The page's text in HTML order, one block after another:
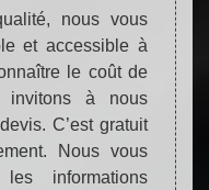
nous vous
et accessible à
le coût de
invitons à nous
C’est gratuit
Nous vous
informations